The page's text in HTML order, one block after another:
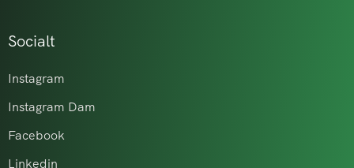
Socialt
Instagram
Instagram Dam
Facebook
Linkedin